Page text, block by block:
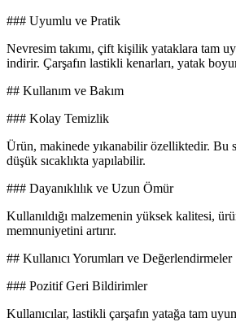
### Uyumlu ve Pratik
Nevresim takımı, çift kişilik yataklara tam
indirir. Çarşafın lastikli kenarları, yatak
## Kullanım ve Bakım
### Kolay Temizlik
Ürün, makinede yıkanabilir özelliktedir. Bu
düşük sıcaklıkta yapılabilir.
### Dayanıklılık ve Uzun Ömür
Kullanıldığı malzemenin yüksek kalitesi,
memnuniyetini artırır.
## Kullanıcı Yorumları ve Değerlendirmeler
### Pozitif Geri Bildirimler
Kullanıcılar, lastikli çarşafın yatağa tam